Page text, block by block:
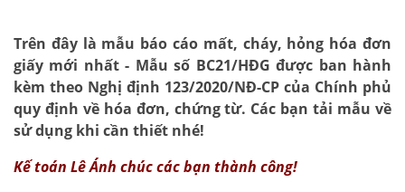
Trên đây là mẫu báo cáo mất, cháy, hỏng hóa đơn
giấy mới nhất - Mẫu số BC21/HĐG được ban hành
kèm theo Nghị định 123/2020/NĐ-CP của Chính phủ
quy định về hóa đơn, chứng từ. Các bạn tải mẫu về
sử dụng khi cần thiết nhé!
Kế toán Lê Ánh chúc các bạn thành công!